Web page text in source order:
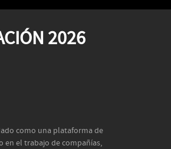
2026
como una plataforma de
en el trabajo de compañías,